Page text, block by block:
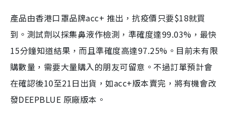
產品由香港口罩品牌acc+ 推出，抗疫價只要$18就買
到。測試劑以採集鼻液作檢測，準確度達99.03%，最快
15分鐘知道結果，而且準確度高達97.25%。目前未有限
購數量，需要大量購入的朋友可留意。不過訂單預計會
在確認後10至21日出貨，如acc+版本賣完，將有機會改
發DEEPBLUE 原廠版本。